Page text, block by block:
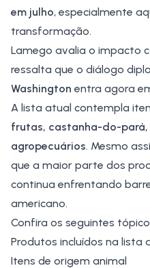
em julho, especialmente
transformação.
Lamego avalia o impacto
ressalta que o diálogo
Washington entra agora
A lista atual contempla
frutas, castanha-do-
agropecuários. Mesmo
que a maior parte dos
continua enfrentando
americano.
Confira os seguintes
Produtos incluídos na lista
Itens de origem animal